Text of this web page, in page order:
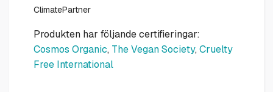
ClimatePartner
Produkten har följande certifieringar:
Cosmos Organic, The Vegan Society, Cruelty
Free International